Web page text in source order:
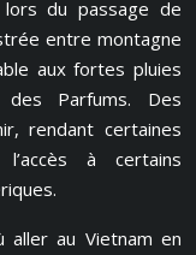
du passage de
entre montagne
aux fortes pluies
Parfums. Des
rendant certaines
à certains
aller au Vietnam en